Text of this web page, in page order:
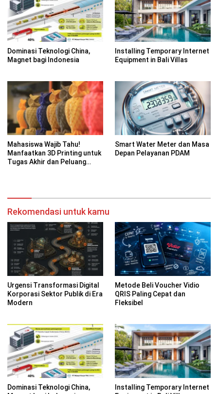
Dominasi Teknologi China,
Magnet bagi Indonesia
Installing Temporary Internet
Equipment in Bali Villas
Mahasiswa Wajib Tahu!
Manfaatkan 3D Printing untuk
Tugas Akhir dan Peluang
Smart Water Meter dan Masa
Depan Pelayanan PDAM
Rekomendasi untuk kamu
Urgensi Transformasi Digital
Korporasi Sektor Publik di Era
Modern
Metode Beli Voucher Vidio
QRIS Paling Cepat dan
Fleksibel
Dominasi Teknologi China,
Installing Temporary Internet